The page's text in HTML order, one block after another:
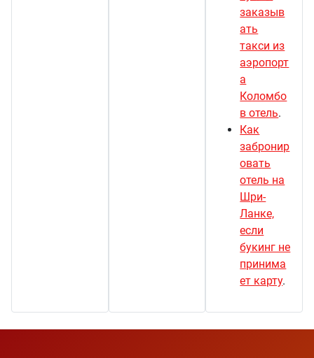
заказыв
ать
такси из
аэропорт
а
Коломбо
в отель.
Как
забронир
овать
отель на
Шри-
Ланке,
если
букинг не
принима
ет карту.